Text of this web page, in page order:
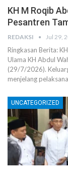
KH M Roqib
Pesantren
REDAKSI Jul 29,
Ringkasan Berita:
Ulama KH Abdul
(29/7/2026).
menjelang
UNCATEGORIZED